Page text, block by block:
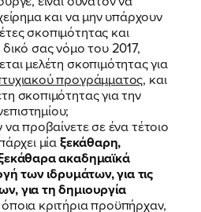
και να μην υπάρχουν
σκοπιμότητας και
σας νόμο του 2017,
μελέτη σκοπιμότητας για
προγράμματος, και
σκοπιμότητας για την
να προβαίνετε σε ένα τέτοιο
μίαξεκάθαρη,
ακαδημαϊκά
των ιδρυμάτων, για τις
για τη δημιουργία
όποια κριτήρια προϋπήρχαν,